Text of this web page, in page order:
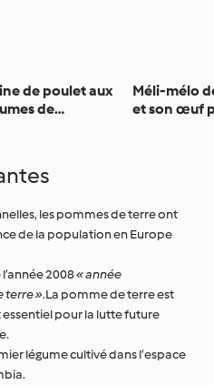
de poulet aux
de
Méli-mélo
et son œuf
les pommes de terre ont
de la population en Europe
2008« année
terre ».La pomme de terre est
pour la lutte future
légume cultivé dans l’espace